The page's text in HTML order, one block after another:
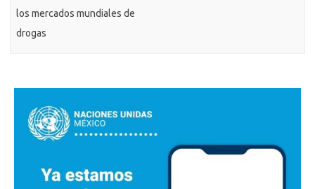
los mercados mundiales de
drogas